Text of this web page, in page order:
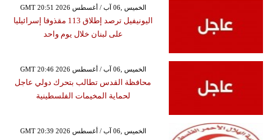
GMT 20:51 2026 الخميس ,06 آب / أغسطس
اليونيفيل ترصد إطلاق 113 مقذوفا إسرائيليا
على لبنان خلال يوم واحد
GMT 20:46 2026 الخميس ,06 آب / أغسطس
محافظة القدس تطالب بتحرك دولي عاجل
لحماية المخيمات الفلسطينية
GMT 20:39 2026 الخميس ,06 آب / أغسطس